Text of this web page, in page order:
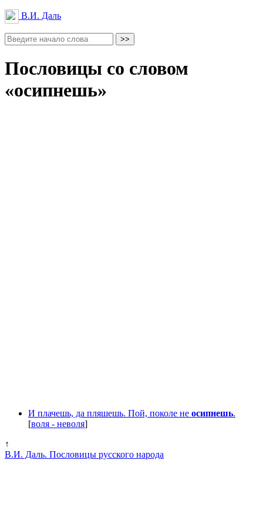
В.И. Даль
Пословицы со словом
«осипнешь»
И плачешь, да пляшешь. Пой, поколе не осипнешь.
[воля - неволя]
↑
В.И. Даль. Пословицы русского народа